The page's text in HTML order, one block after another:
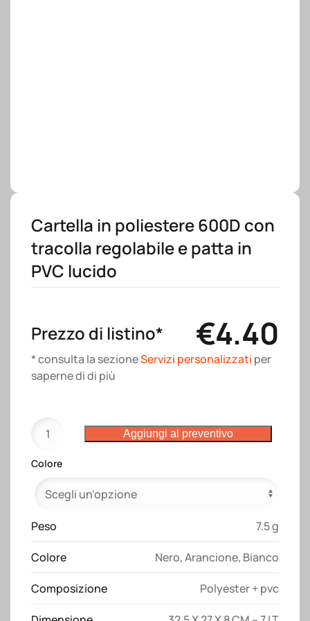
Cartella in poliestere 600D con
tracolla regolabile e patta in
PVC lucido
Prezzo di listino* €4.40
* consulta la sezioneServizi personalizzati per
saperne di di più
poliestere
con
regolabile
e
patta
in
PVC
lucido
Aggiungi al preventivo
Colore
Peso 7.5 g
Colore Nero,Arancione, Bianco
Composizione Polyester + pvc